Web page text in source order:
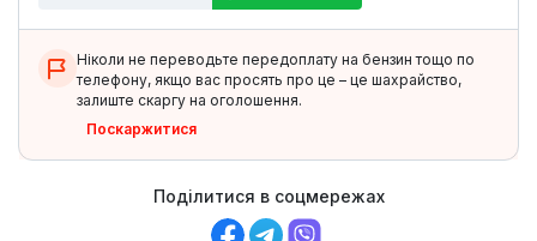
Ніколи не переводьте передоплату на бензин тощо по
телефону, якщо вас просять про це – це шахрайство,
залиште скаргу на оголошення.
Поскаржитися
Поділитися в соцмережах